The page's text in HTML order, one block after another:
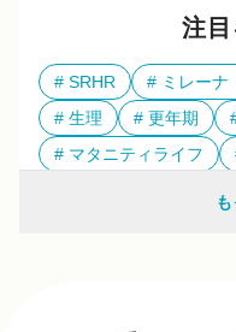
注
SRHR ミレーナ
生理
更年期
マタニティライフ